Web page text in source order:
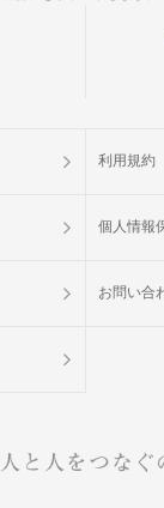
利用規約
個人情報
お問い合